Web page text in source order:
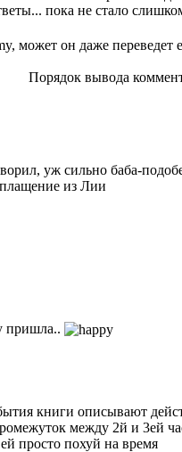
пока не стало
может он даже переведет
Порядок вывода
уж сильно баба-
из Лии
пришла..
книги описывают
между 2й и 3ей
просто похуй на время